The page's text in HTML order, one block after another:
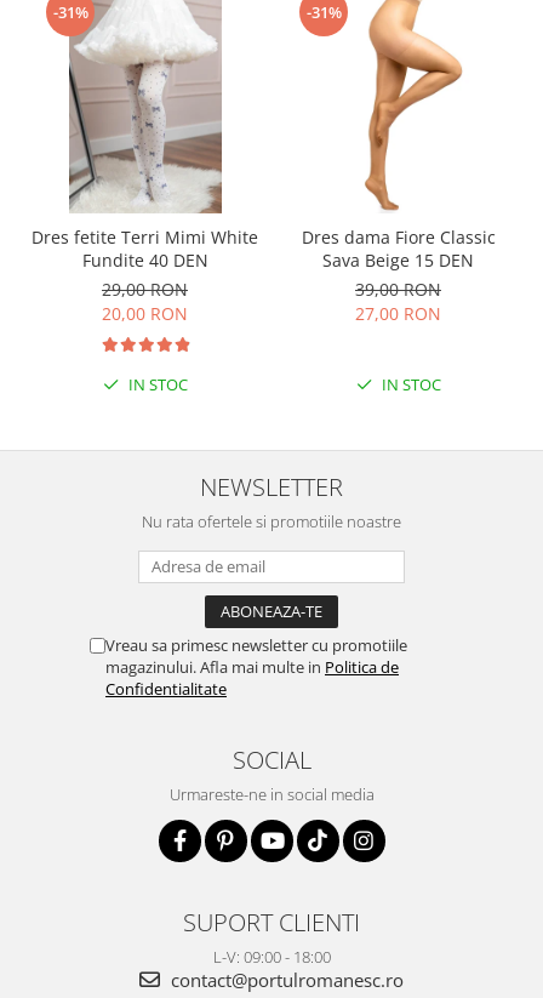
-31%
Dres fetite Terri Mimi White
Fundite 40 DEN
29,00 RON
20,00 RON
IN STOC
-31%
Dres dama Fiore Classic
Sava Beige 15 DEN
39,00 RON
27,00 RON
IN STOC
NEWSLETTER
Nu rata ofertele si promotiile noastre
Vreau sa primesc newsletter cu promotiile
magazinului. Afla mai multe in Politica de
Confidentialitate
SOCIAL
Urmareste-ne in social media
SUPORT CLIENTI
L-V: 09:00 - 18:00
contact@portulromanesc.ro